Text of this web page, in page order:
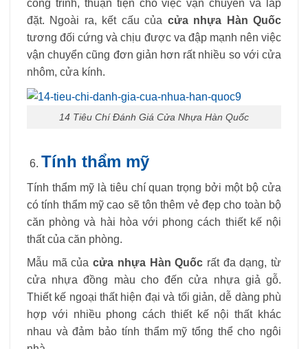
công trình, thuận tiện cho việc vận chuyển và lắp
đặt. Ngoài ra, kết cấu của cửa nhựa Hàn Quốc
tương đối cứng và chịu được va đập mạnh nên việc
vận chuyển cũng đơn giản hơn rất nhiều so với cửa
nhôm, cửa kính.
14 Tiêu Chí Đánh Giá Cửa Nhựa Hàn Quốc
Tính thẩm mỹ
Tính thẩm mỹ là tiêu chí quan trọng bởi một bộ cửa
có tính thẩm mỹ cao sẽ tôn thêm vẻ đẹp cho toàn bộ
căn phòng và hài hòa với phong cách thiết kế nội
thất của căn phòng.
Mẫu mã củacửa nhựa Hàn Quốc rất đa dạng, từ
cửa nhựa đồng màu cho đến cửa nhựa giả gỗ.
Thiết kế ngoại thất hiện đại và tối giản, dễ dàng phù
hợp với nhiều phong cách thiết kế nội thất khác
nhau và đảm bảo tính thẩm mỹ tổng thể cho ngôi